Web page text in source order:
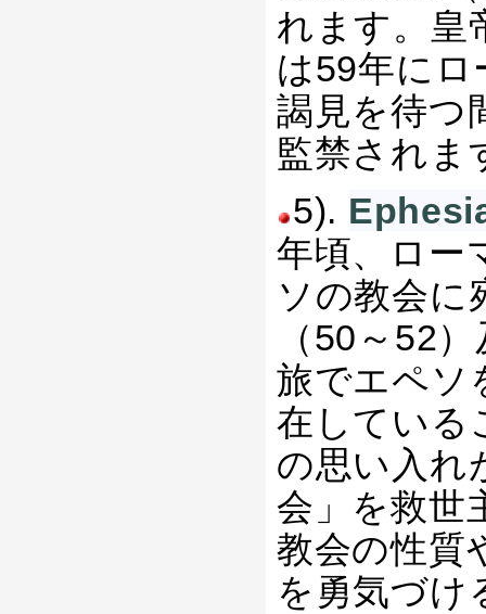
れます。皇
は59年に
謁見を待つ
監禁されま
5).
年頃、ロー
ソの教会に
（50～52
旅でエペソ
在している
の思い入れ
会」を救世
教会の性質
を勇気づけ